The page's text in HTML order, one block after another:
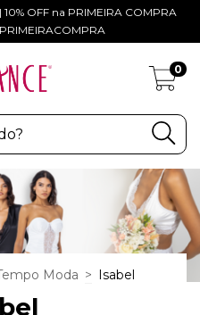
OFF na PRIMEIRA COMPRA
0
Moda > Isabel